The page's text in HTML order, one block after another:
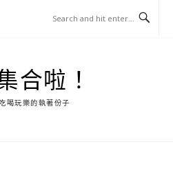
合啦！
喝玩樂的執著份子